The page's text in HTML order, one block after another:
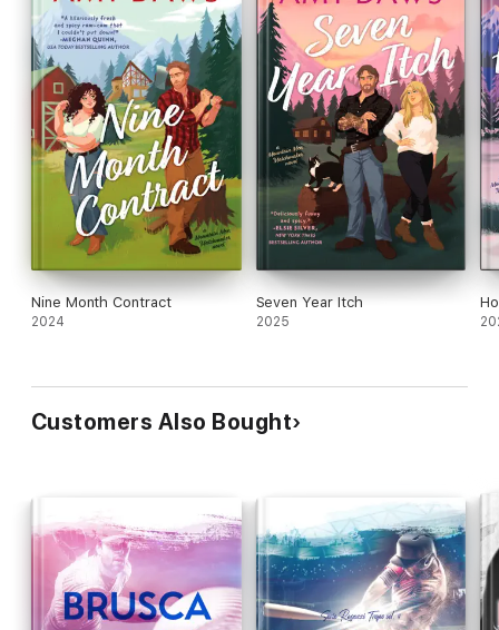
Nine Month Contract
2024
Seven Year Itch
2025
Customers Also Bought